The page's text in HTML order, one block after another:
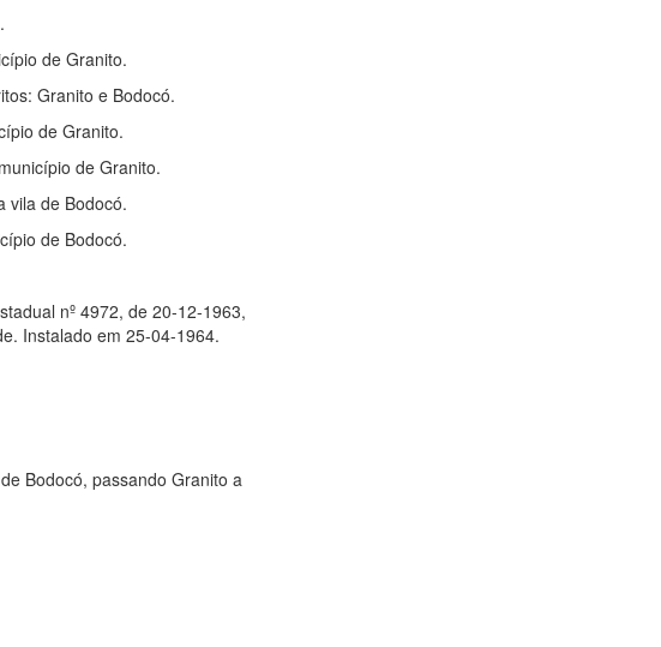
de Granito.
Granito e Bodocó.
de Granito.
de Granito.
vila de Bodocó.
de Bodocó.
nº 4972, de 20-12-1963,
Instalado em 25-04-1964.
Bodocó, passando Granito a